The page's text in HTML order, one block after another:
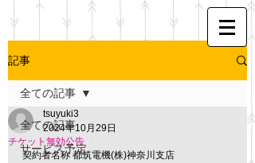
記事
全ての記事
サービス予定
全ての記事
チケット無効公告
tsuyuki3
2024年10月29日
契約者名称 都筑電機(株)神奈川支店